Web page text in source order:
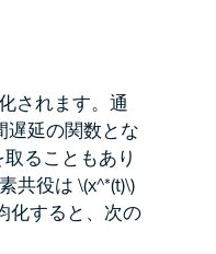
されます。通
遅延の関数とな
ることもあり
共役は \(x^*(t)\)
化すると、次の